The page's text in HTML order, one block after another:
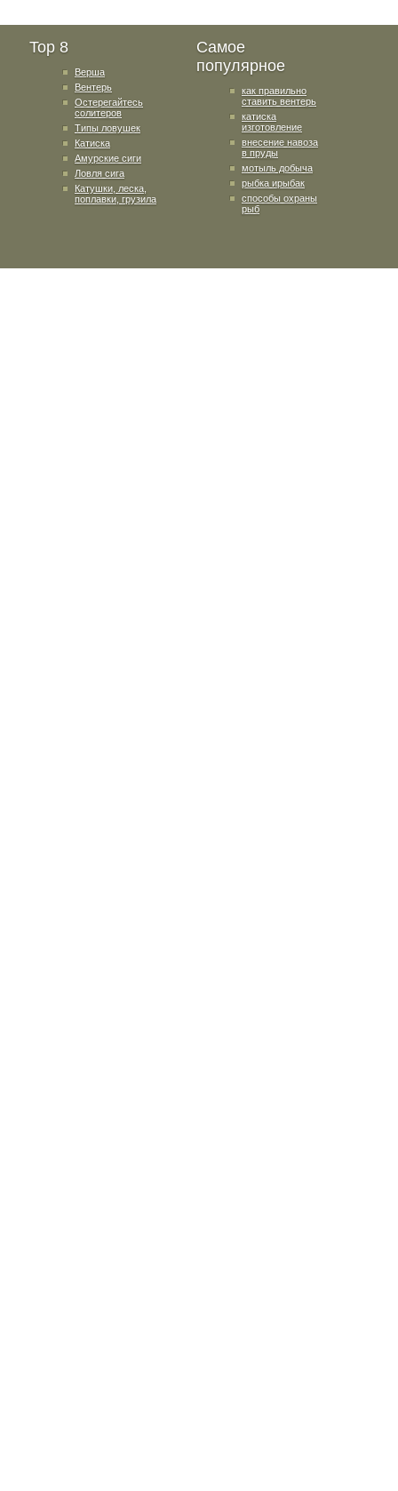
Top 8
Верша
Вентерь
Остерегайтесь
солитеров
Типы ловушек
Катиска
Амурские сиги
Ловля сига
Катушки, леска,
поплавки, грузила
Самое
популярное
как правильно
ставить вентерь
катиска
изготовление
внесение навоза
в пруды
мотыль добыча
рыбка ирыбак
способы охраны
рыб